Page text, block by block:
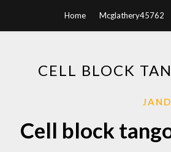
Home Mcglathery45762
CELL BLOCK
Cell block